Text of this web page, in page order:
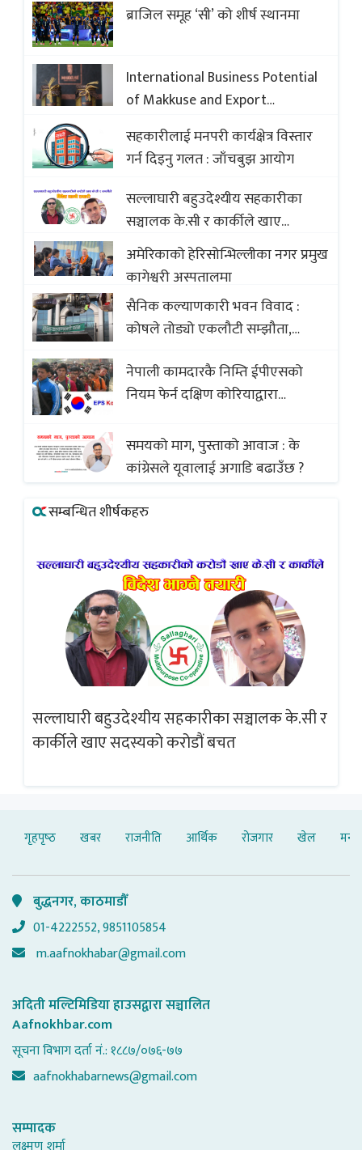
ब्राजिल समूह ‘सी’ को शीर्ष स्थानमा
International Business Potential
of Makkuse and Export
Opportunities of Nepali Sweets
with Global Comparison to
Baklava
सहकारीलाई मनपरी कार्यक्षेत्र विस्तार
गर्न दिइनु गलत : जाँचबुझ आयोग
सल्लाघारी बहुउदेश्यीय सहकारीका
सञ्चालक के.सी र कार्कीले खाए
सदस्यको करोडौं बचत
अमेरिकाको हेरिसोन्भिल्लीका नगर प्रमुख
कागेश्वरी अस्पतालमा
सैनिक कल्याणकारी भवन विवाद :
कोषले तोड्यो एकलौटी सम्झौता,
(भिडियो)
नेपाली कामदारकै निम्ति ईपीएसको
नियम फेर्न दक्षिण कोरियाद्वारा
समयको माग, पुस्ताको आवाज : के
कांग्रेसले यूवालाई अगाडि बढाउँछ ?
सम्बन्धित शीर्षकहरु
सल्लाघारी बहुउदेश्यीय सहकारीका सञ्चालक के.सी र
कार्कीले खाए सदस्यको करोडौं बचत
गृहपृष्‍ठ खबर राजनीति आर्थिक रोजगार खेल
बुद्धनगर, काठमाडौँ
01-4222552, 9851105854
m.aafnokhabar@gmail.com
अदिती मल्टिमिडिया हाउसद्वारा सञ्चालित
Aafnokhbar.com
सूचना विभाग दर्ता नं.: १८८७/०७६-७७
aafnokhabarnews@gmail.com
सम्पादक